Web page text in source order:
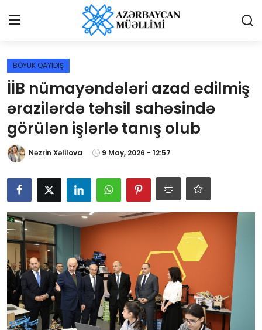
Giriş
Qəzetə elan ver
Əlaqə
Haqqımızda
Reklam və elan
Biz kimik?
Bütün xəbərlər
Gündəlik
Rəsmi
Təhsil
BÖYÜK QAYIDIŞ
İİB nümayəndələri azad edilmiş
ərazilərdə təhsil sahəsində
görülən işlərlə tanış olub
Nəzrin Xəlilova 9 May, 2026 - 12:57